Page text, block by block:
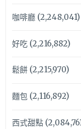
咖啡廳(2,248,041)
好吃(2,216,882)
鬆餅(2,215,970)
麵包(2,116,892)
西式甜點